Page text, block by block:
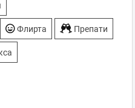
Флирта Препати